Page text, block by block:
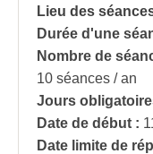
Lieu des
Durée d'une
Nombre de
10 séances / an
Jours
Date de début :
Date limite de